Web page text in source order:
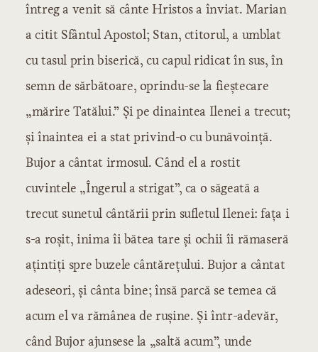
întreg a venit să cânte Hristos a înviat. Marian
a citit Sfântul Apostol; Stan, ctitorul, a umblat
cu tasul prin biserică, cu capul ridicat în sus, în
semn de sărbătoare, oprindu-se la fieștecare
„mărire Tatălui.” Și pe dinaintea Ilenei a trecut;
și înaintea ei a stat privind-o cu bunăvoință.
Bujor a cântat irmosul. Când el a rostit
cuvintele „Îngerul a strigat”, ca o săgeată a
trecut sunetul cântării prin sufletul Ilenei: fața i
s-a roșit, inima îi bătea tare și ochii îi rămaseră
ațintiți spre buzele cântărețului. Bujor a cântat
adeseori, și cânta bine; însă parcă se temea că
acum el va rămânea de rușine. Și într-adevăr,
când Bujor ajunsese la „saltă acum”, unde